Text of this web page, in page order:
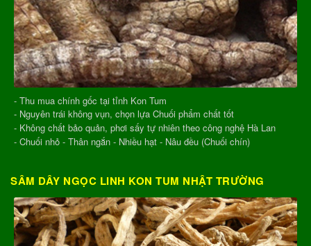
- Thu mua chính gốc tại tỉnh Kon Tum
- Nguyên trái không vụn, chọn lựa Chuối phẩm chất tốt
- Không chất bảo quản, phơi sấy tự nhiên theo công nghệ Hà Lan
- Chuối nhỏ - Thân ngắn - Nhiều hạt - Nâu đều (Chuối chín)
SÂM DÂY NGỌC LINH KON TUM NHẬT TRƯỜNG